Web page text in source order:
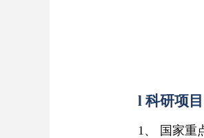
l 科研项目
1、 国家重